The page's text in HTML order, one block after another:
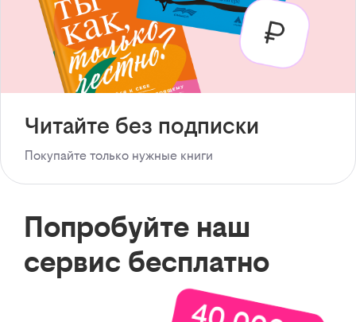
Читайте без подписки
Покупайте только нужные книги
Попробуйте наш
сервис бесплатно